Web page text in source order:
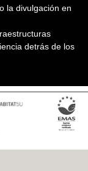
la divulgación en
detrás de los